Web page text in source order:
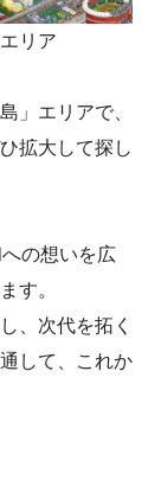
リア
」エリアで、
拡大して探し
の想いを広
す。
、次代を拓く
して、これか